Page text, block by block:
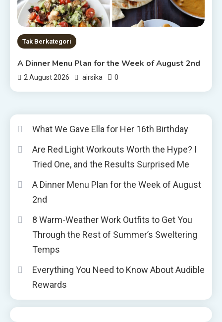
Tak Berkategori
A Dinner Menu Plan for the Week of August 2nd
2 August 2026 airsika 0
What We Gave Ella for Her 16th Birthday
Are Red Light Workouts Worth the Hype? I
Tried One, and the Results Surprised Me
A Dinner Menu Plan for the Week of August
2nd
8 Warm-Weather Work Outfits to Get You
Through the Rest of Summer’s Sweltering
Temps
Everything You Need to Know About Audible
Rewards